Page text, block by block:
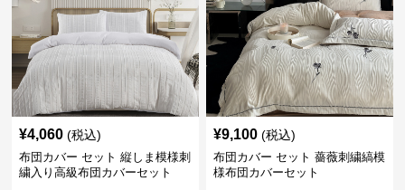
¥4,060 (税込)
布団カバー セット 縦しま模様刺
繍入り高級布団カバーセット
¥9,100 (税込)
布団カバー セット 薔薇刺繍縞模
様布団カバーセット